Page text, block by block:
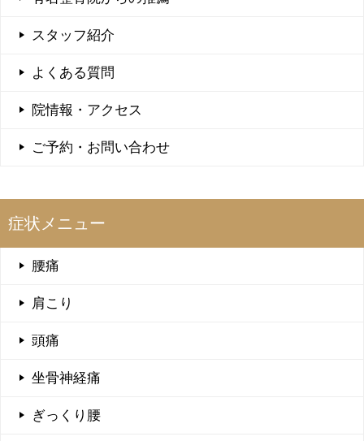
スタッフ紹介
よくある質問
院情報・アクセス
ご予約・お問い合わせ
症状メニュー
腰痛
肩こり
頭痛
坐骨神経痛
ぎっくり腰